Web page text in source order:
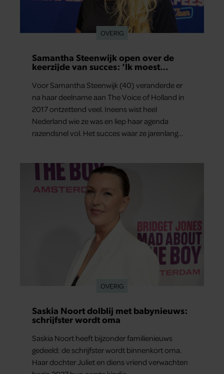
OVERIG
Samantha Steenwijk open over de
keerzijde van succes: ‘Ik moest
Voor Samantha Steenwijk (40) veranderde er
na haar deelname aan The Voice of Holland in
2017 ontzettend veel. Ineens wist heel
Nederland wie ze was en liep haar agenda
razendsnel vol. Het succes waar ze jarenlang
OVERIG
Saskia Noort dolblij met babynieuws:
schrijfster wordt oma
Saskia Noort heeft bijzonder familienieuws
gedeeld: de schrijfster wordt binnenkort oma.
Haar dochter Juliet en diens vriend verwachten